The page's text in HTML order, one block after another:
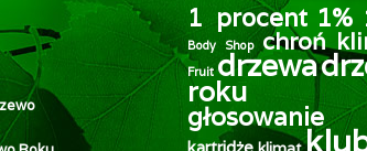
1 procent 1%
Body Shop
chroń
Fruit drzewa
roku
głosowanie